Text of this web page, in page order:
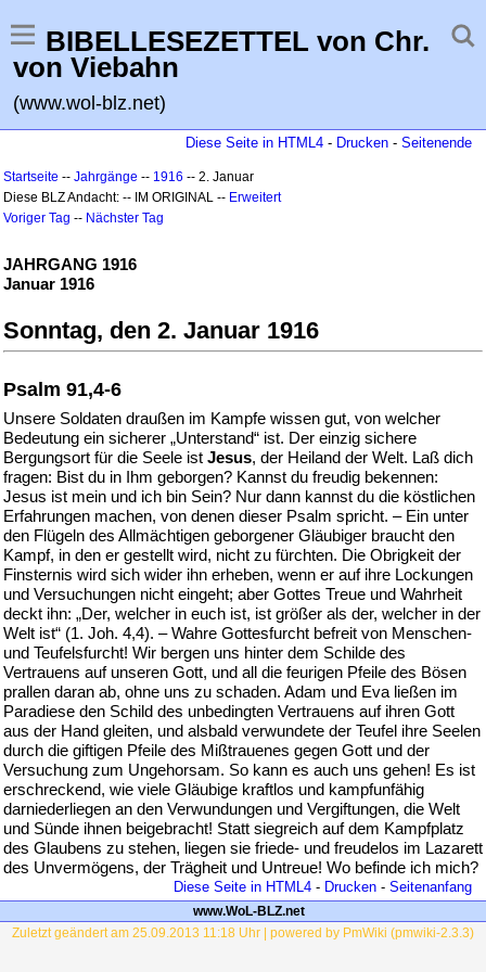
BIBELLESEZETTEL von Chr.
von Viebahn
(www.wol-blz.net)
Diese Seite in HTML4 - Drucken - Seitenende
Startseite -- Jahrgänge -- 1916 -- 2. Januar
Diese BLZ Andacht: -- IM ORIGINAL -- Erweitert
Voriger Tag -- Nächster Tag
JAHRGANG 1916
Januar 1916
Sonntag, den 2. Januar 1916
Psalm 91,4-6
Unsere Soldaten draußen im Kampfe wissen gut, von welcher
Bedeutung ein sicherer „Unterstand“ ist. Der einzig sichere
Bergungsort für die Seele ist Jesus, der Heiland der Welt. Laß dich
fragen: Bist du in Ihm geborgen? Kannst du freudig bekennen:
Jesus ist mein und ich bin Sein? Nur dann kannst du die köstlichen
Erfahrungen machen, von denen dieser Psalm spricht. – Ein unter
den Flügeln des Allmächtigen geborgener Gläubiger braucht den
Kampf, in den er gestellt wird, nicht zu fürchten. Die Obrigkeit der
Finsternis wird sich wider ihn erheben, wenn er auf ihre Lockungen
und Versuchungen nicht eingeht; aber Gottes Treue und Wahrheit
deckt ihn: „Der, welcher in euch ist, ist größer als der, welcher in der
Welt ist“ (1. Joh. 4,4). – Wahre Gottesfurcht befreit von Menschen-
und Teufelsfurcht! Wir bergen uns hinter dem Schilde des
Vertrauens auf unseren Gott, und all die feurigen Pfeile des Bösen
prallen daran ab, ohne uns zu schaden. Adam und Eva ließen im
Paradiese den Schild des unbedingten Vertrauens auf ihren Gott
aus der Hand gleiten, und alsbald verwundete der Teufel ihre Seelen
durch die giftigen Pfeile des Mißtrauenes gegen Gott und der
Versuchung zum Ungehorsam. So kann es auch uns gehen! Es ist
erschreckend, wie viele Gläubige kraftlos und kampfunfähig
darniederliegen an den Verwundungen und Vergiftungen, die Welt
und Sünde ihnen beigebracht! Statt siegreich auf dem Kampfplatz
des Glaubens zu stehen, liegen sie friede- und freudelos im Lazarett
des Unvermögens, der Trägheit und Untreue! Wo befinde ich mich?
Diese Seite in HTML4 - Drucken - Seitenanfang
www.WoL-BLZ.net
Zuletzt geändert am 25.09.2013 11:18 Uhr | powered by PmWiki (pmwiki-2.3.3)